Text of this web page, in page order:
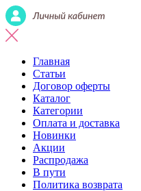
Главная
Статьи
Договор оферты
Каталог
Категории
Оплата и доставка
Новинки
Акции
Распродажа
В пути
Политика возврата